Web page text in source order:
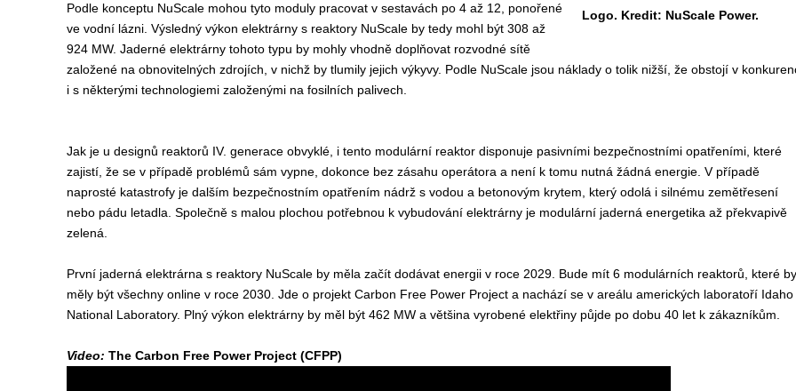
Logo. Kredit: NuScale Power.
Podle konceptu NuScale mohou tyto moduly pracovat v sestavách po 4 až 12, ponořené
ve vodní lázni. Výsledný výkon elektrárny s reaktory NuScale by tedy mohl být 308 až
924 MW. Jaderné elektrárny tohoto typu by mohly vhodně doplňovat rozvodné sítě
založené na obnovitelných zdrojích, v nichž by tlumily jejich výkyvy. Podle NuScale jsou náklady o tolik nižší, že obstojí v
i s některými technologiemi založenými na fosilních palivech.
Jak je u designů reaktorů IV. generace obvyklé, i tento modulární reaktor disponuje pasivními bezpečnostními opatřeními, které
zajistí, že se v případě problémů sám vypne, dokonce bez zásahu operátora a není k tomu nutná žádná energie. V případě
naprosté katastrofy je dalším bezpečnostním opatřením nádrž s vodou a betonovým krytem, který odolá i silnému zemětřesení
nebo pádu letadla. Společně s malou plochou potřebnou k vybudování elektrárny je modulární jaderná energetika až překvapivě
zelená.
První jaderná elektrárna s reaktory NuScale by měla začít dodávat energii v roce 2029. Bude mít 6 modulárních reaktorů, které by
měly být všechny online v roce 2030. Jde o projekt Carbon Free Power Project a nachází se v areálu amerických laboratoří Idaho
National Laboratory. Plný výkon elektrárny by měl být 462 MW a většina vyrobené elektřiny půjde po dobu 40 let k zákazníkům.
Video: The Carbon Free Power Project (CFPP)